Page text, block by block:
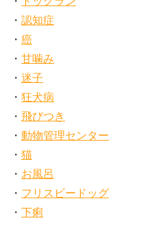
認知症
癌
甘噛み
迷子
狂犬病
飛びつき
動物管理センター
猫
お風呂
フリスビードッグ
下痢